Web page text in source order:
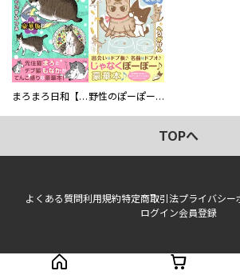
まろまろ日和【豪華版】 野性のぽーぽー【豪華版】
TOPへ
よくある質問利用規約特定商取引法プライバシー
ログイン会員登録